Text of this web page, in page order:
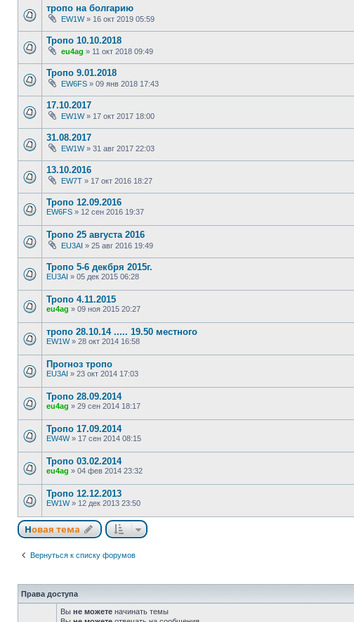
тропо на болгарию
EW1W» 16 окт 2019 05:59
Тропо 10.10.2018
eu4ag » 11 окт 2018 09:49
Тропо 9.01.2018
EW6FS » 09 янв 2018 17:43
17.10.2017
EW1W» 17 окт 2017 18:00
31.08.2017
EW1W» 31 авг 2017 22:03
13.10.2016
EW7T » 17 окт 2016 18:27
Тропо 12.09.2016
EW6FS » 12 сен 2016 19:37
Тропо 25 августа 2016
EU3AI » 25 авг 2016 19:49
Тропо 5-6 декбря 2015г.
EU3AI » 05 дек 2015 06:28
Тропо 4.11.2015
eu4ag » 09 ноя 2015 20:27
тропо 28.10.14 ..... 19.50 местного
EW1W» 28 окт 2014 16:58
Прогноз тропо
EU3AI » 23 окт 2014 17:03
Тропо 28.09.2014
eu4ag » 29 сен 2014 18:17
Тропо 17.09.2014
EW4W» 17 сен 2014 08:15
Тропо 03.02.2014
eu4ag » 04 фев 2014 23:32
Тропо 12.12.2013
EW1W» 12 дек 2013 23:50
Новая тема
Вернуться к списку форумов
Права доступа
Вы не можете начинать темы